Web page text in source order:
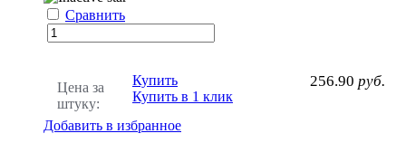
Сравнить
Цена за
штуку:
256.90 руб.
Купить
Купить в 1 клик
Добавить в избранное